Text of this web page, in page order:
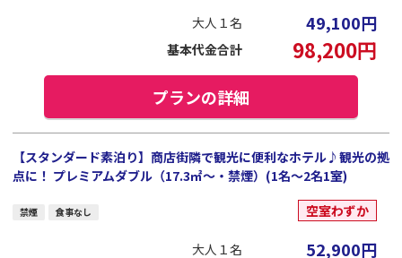
大人１名 49,100円
基本代金合計 98,200円
プランの詳細
【スタンダード素泊り】商店街隣で観光に便利なホテル♪観光の拠
点に！ プレミアムダブル（17.3㎡～・禁煙）(1名～2名1室)
禁煙 食事なし 空室わずか
大人１名 52,900円